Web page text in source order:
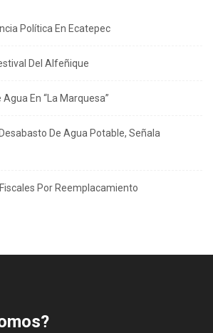
Política En Ecatepec
Del Alfeñique
En “La Marquesa”
De Agua Potable, Señala
Por Reemplacamiento